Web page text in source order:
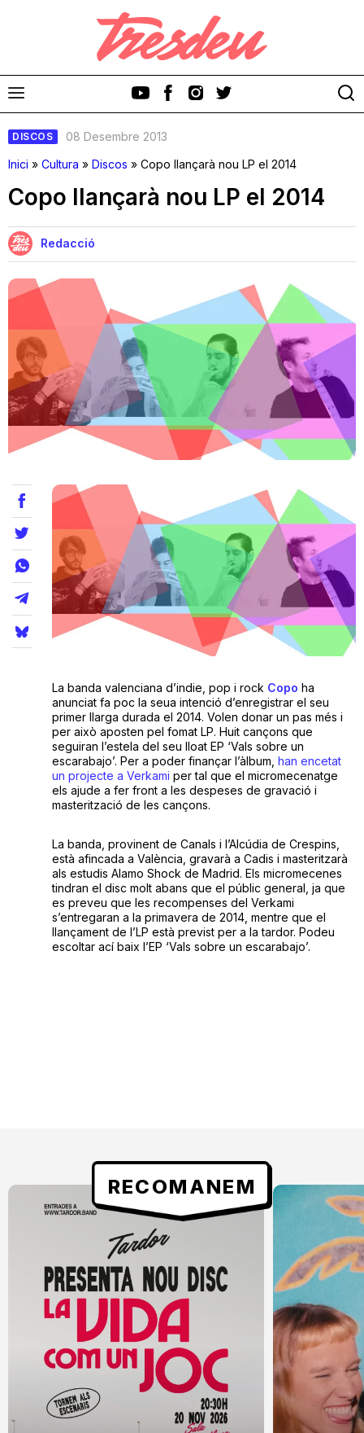
Discos
Videoclips
Cinema i Televisió
Festivals
Opinió
Llibres
La Llista
Llocs
DISCOS
08 Desembre 2013
Inici » Cultura » Discos » Copo llançarà nou LP el 2014
Copo llançarà nou LP el 2014
Redacció
La banda valenciana d’indie, pop i rock Copo ha
anunciat fa poc la seua intenció d’enregistrar el seu
primer llarga durada el 2014. Volen donar un pas més i
per això aposten pel fomat LP. Huit cançons que
seguiran l’estela del seu lloat EP ‘Vals sobre un
escarabajo’. Per a poder finançar l’àlbum, han encetat
un projecte a Verkami per tal que el micromecenatge
els ajude a fer front a les despeses de gravació i
masterització de les cançons.
La banda, provinent de Canals i l’Alcúdia de Crespins,
està afincada a València, gravarà a Cadis i masteritzarà
als estudis Alamo Shock de Madrid. Els micromecenes
tindran el disc molt abans que el públic general, ja que
es preveu que les recompenses del Verkami
s’entregaran a la primavera de 2014, mentre que el
llançament de l’LP està previst per a la tardor. Podeu
escoltar ací baix l’EP ‘Vals sobre un escarabajo’.
RECOMANEM